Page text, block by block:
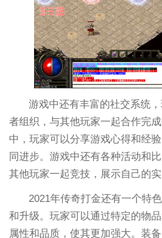
游戏中还有丰富的社交系统
者组织，与其他玩家一起合作完
中，玩家可以分享游戏心得和经
同进步。游戏中还有各种活动和
其他玩家一起竞技，展示自己的实
2021年传奇打金还有一个特
和升级。玩家可以通过特定的物
属性和品质，使其更加强大。装